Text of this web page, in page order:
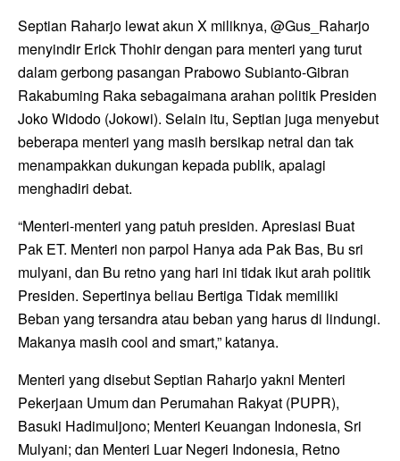
Septian Raharjo lewat akun X miliknya, @Gus_Raharjo
menyindir Erick Thohir dengan para menteri yang turut
dalam gerbong pasangan Prabowo Subianto-Gibran
Rakabuming Raka sebagaimana arahan politik Presiden
Joko Widodo (Jokowi). Selain itu, Septian juga menyebut
beberapa menteri yang masih bersikap netral dan tak
menampakkan dukungan kepada publik, apalagi
menghadiri debat.
“Menteri-menteri yang patuh presiden. Apresiasi Buat
Pak ET. Menteri non parpol Hanya ada Pak Bas, Bu sri
mulyani, dan Bu retno yang hari ini tidak ikut arah politik
Presiden. Sepertinya beliau Bertiga Tidak memiliki
Beban yang tersandra atau beban yang harus di lindungi.
Makanya masih cool and smart,” katanya.
Menteri yang disebut Septian Raharjo yakni Menteri
Pekerjaan Umum dan Perumahan Rakyat (PUPR),
Basuki Hadimuljono; Menteri Keuangan Indonesia, Sri
Mulyani; dan Menteri Luar Negeri Indonesia, Retno